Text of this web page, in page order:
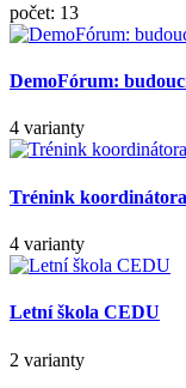
počet: 13
DemoFórum:
4 varianty
Trénink
4 varianty
Letní škola CEDU
2 varianty